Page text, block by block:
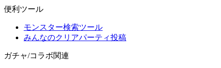
便利ツール
モンスター検索ツール
みんなのクリアパーティ投稿
ガチャ/コラボ関連